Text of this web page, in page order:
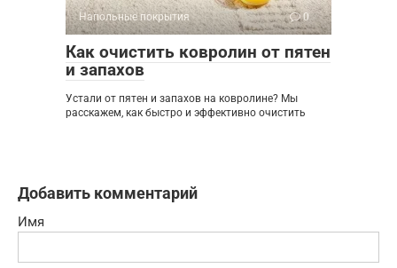
Напольные покрытия 0
Как очистить ковролин от пятен
и запахов
Устали от пятен и запахов на ковролине? Мы
расскажем, как быстро и эффективно очистить
Добавить комментарий
Имя